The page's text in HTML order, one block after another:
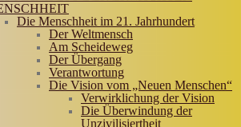
Die Menschheit im 21. Jahrhundert
Der Weltmensch
Am Scheideweg
Der Übergang
Verantwortung
Die Vision vom „Neuen Menschen“
Verwirklichung der Vision
Die Überwindung der
Unzivilisiertheit